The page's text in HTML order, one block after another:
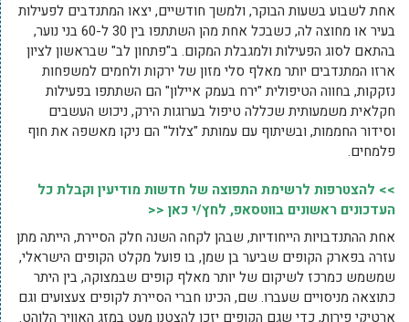
אחת לשבוע בשעות הבוקר, ולמשך חודשיים, יצאו המתנדבים לפעילות
בעיר או מחוצה לה, כשבכל אחת מהן השתתפו בין 30 ל-60 בני נוער,
בהתאם לסוג הפעילות ולמגבלת המקום. ב"פתחון לב" שבראשון לציון
ארזו המתנדבים יותר מאלף סלי מזון של ירקות ולחמים למשפחות
נזקקות, בחווה הטיפולית "ירח בעמק איילון" הם השתתפו בפעילות
חקלאית משמעותית שכללה טיפול בערוגות הירק, ניכוש העשבים
וסידור החממות, ובשיתוף עם עמותת "צלול" הם ניקו מאשפה את חוף
פלמחים.
>> להצטרפות לרשימת התפוצה של חדשות מודיעין וקבלת כל
העדכונים ראשונים בווטסאפ, לחץ/י כאן <<
אחת ההתנדבויות הייחודיות, שבהן לקחה השנה חלק הסיירת, הייתה מתן
עזרה בפארק הקופים שביער בן שמן, בו פועל מקלט הקופים הישראלי,
שמשמש כמרכז לשיקום של יותר מאלף קופים שבמצוקה, בין היתר
כתוצאה מניסויים שעברו. שם, הכינו חברי הסיירת לקופים צעצועים וגם
ארטיקי פירות, כדי שגם הקופים יזכו להצטנן מעט במזג האוויר הלוהט.